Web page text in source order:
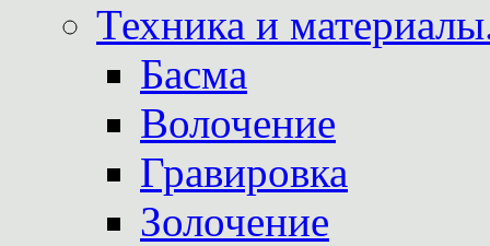
Техника и
Басма
Волочение
Гравировка
Золочение